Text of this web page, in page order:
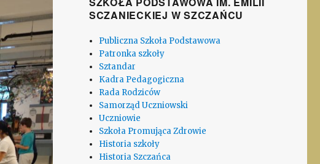
SCZANIECKIEJ W SZCZAŃCU
Publiczna Szkoła Podstawowa
Patronka szkoły
Sztandar
Kadra Pedagogiczna
Rada Rodziców
Samorząd Uczniowski
Uczniowie
Szkoła Promująca Zdrowie
Historia szkoły
Historia Szczańca